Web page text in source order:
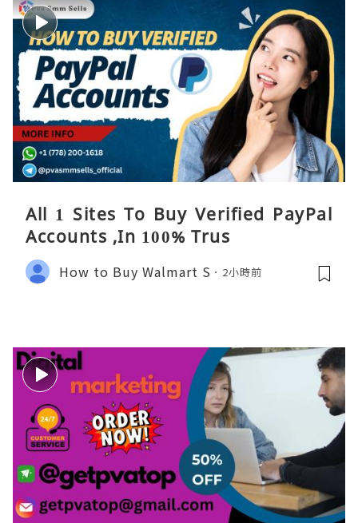
All 1 Sites To Buy Verified PayPal
Accounts ,In 100% Trus
How to Buy Walmart S 2小時前